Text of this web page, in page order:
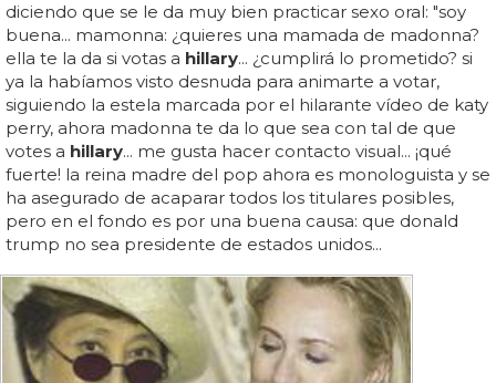
diciendo que se le da muy bien practicar sexo oral: "soy
buena... mamonna: ¿quieres una mamada de madonna?
ella te la da si votas a hillary... ¿cumplirá lo prometido? si
ya la habíamos visto desnuda para animarte a votar,
siguiendo la estela marcada por el hilarante vídeo de katy
perry, ahora madonna te da lo que sea con tal de que
votes a hillary... me gusta hacer contacto visual... ¡qué
fuerte! la reina madre del pop ahora es monologuista y se
ha asegurado de acaparar todos los titulares posibles,
pero en el fondo es por una buena causa: que donald
trump no sea presidente de estados unidos...